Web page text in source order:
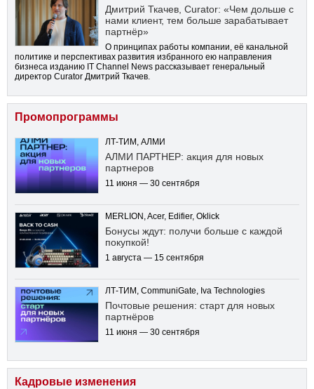
Дмитрий Ткачев, Curator: «Чем дольше с
нами клиент, тем больше зарабатывает
партнёр»
О принципах работы компании, её канальной
политике и перспективах развития избранного ею направления
бизнеса изданию IT Channel News рассказывает генеральный
директор Curator Дмитрий Ткачев.
Промопрограммы
ЛТ-ТИМ, АЛМИ
АЛМИ ПАРТНЕР: акция для новых
партнеров
11 июня — 30 сентября
MERLION, Acer, Edifier, Oklick
Бонусы ждут: получи больше с каждой
покупкой!
1 августа — 15 сентября
ЛТ-ТИМ, CommuniGate, Iva Technologies
Почтовые решения: старт для новых
партнёров
11 июня — 30 сентября
Кадровые изменения